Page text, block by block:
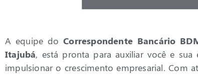
A equipe doCorrespondente Bancário
Itajubá, está pronta para auxiliar você e
impulsionar o crescimento empresarial. Com